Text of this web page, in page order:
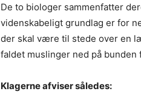
De to biologer sammenfatter
videnskabeligt grundlag er for
der skal være til stede over en
faldet muslinger ned på
Klagerne afviser således: